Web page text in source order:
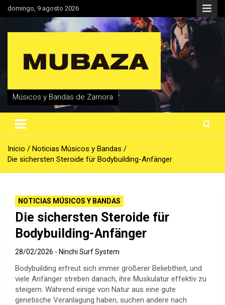
Saltar
al
domingo, 9 agosto 2026
Músicos y Bandas de Zamora
Inicio
Noticias Músicos y Bandas
Die sichersten Steroide für Bodybuilding-Anfänger
NOTICIAS MÚSICOS Y BANDAS
Die sichersten Steroide für
Bodybuilding-Anfänger
28/02/2026 Ninchi Surf System
Bodybuilding erfreut sich immer größerer Beliebtheit, und
viele Anfänger streben danach, ihre Muskulatur effektiv zu
steigern. Während einige von Natur aus eine gute
genetische Veranlagung haben, suchen andere nach